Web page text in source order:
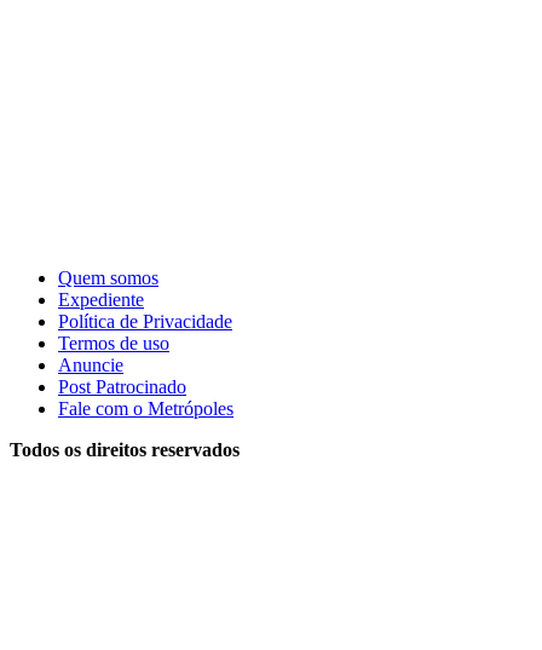
Quem somos
Expediente
Política de Privacidade
Termos de uso
Anuncie
Post Patrocinado
Fale com o Metrópoles
Todos os direitos reservados